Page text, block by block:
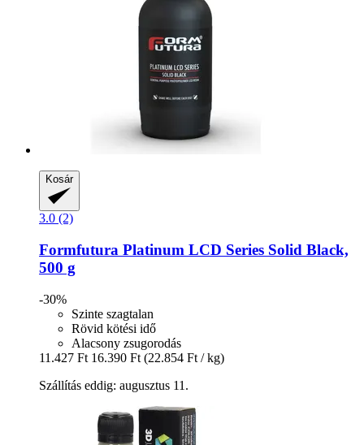
Kosár
3.0 (2)
Formfutura Platinum LCD Series Solid Black,
500 g
-30%
Szinte szagtalan
Rövid kötési idő
Alacsony zsugorodás
11.427 Ft 16.390 Ft (22.854 Ft / kg)
Szállítás eddig: augusztus 11.